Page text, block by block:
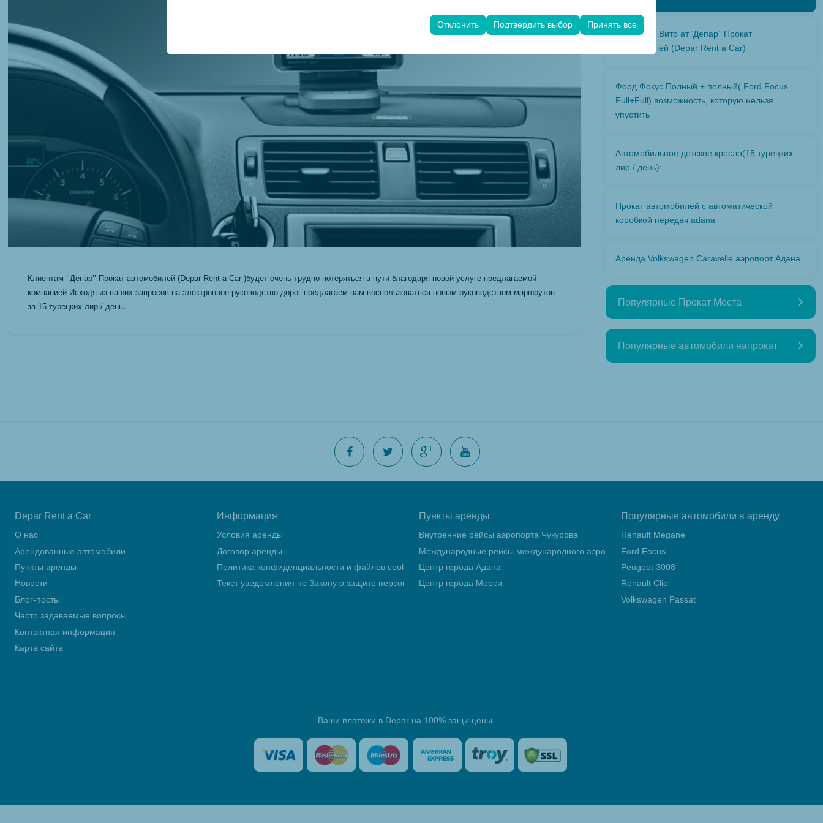
платформе путем сохранения настроек пользовательского интерфейса, языковых предпочтений и других
Отклонить Подтвердить выбор Принять все
Клиентам ’’Депар’’ Прокат автомобилей (Depar Rent a Car )будет очень трудно потеряться в пути благодаря новой услуге предлагаемой
компанией.Исходя из ваших запросов на электронное руководство дорог предлагаем вам воспользоваться новым руководством маршрутов
за 15 турецких лир / день.
Мерцедес Вито ат ’Депар’’ Прокат
автомобилей (Depar Rent a Car)
Форд Фокус Полный + полный( Ford Focus
Full+Full) возможность, которую нельзя
упустить
Автомобильное детское кресло(15 турецких
лир / день):
Прокат автомобилей с автоматической
коробкой передач adana
Аренда Volkswagen Caravelle аэропорт Адана
Популярные Прокат Места
Популярные автомобили напрокат
Depar Rent a Car
О нас
Арендованные автомобили
Пункты аренды
Новости
Блог-посты
Часто задаваемые вопросы
Контактная информация
Карта сайта
Информация
Условия аренды
Договор аренды
Политика конфиденциальности и файлов cookie
Текст уведомления по Закону о защите персональных данных (KVKK)
Пункты аренды
Внутренние рейсы аэропорта Чукурова
Международные рейсы международного аэропорта Мерсин Чукурова
Центр города Адана
Центр города Мерси
Популярные автомобили в аренду
Renault Megane
Ford Focus
Peugeot 3008
Renault Clio
Volkswagen Passat
Ваши платежи в Depar на 100% защищены.